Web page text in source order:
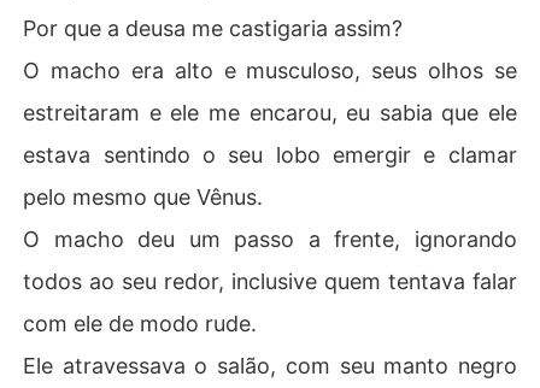
Por que a deusa me castigaria assim?
O macho era alto e musculoso, seus olhos se
estreitaram e ele me encarou, eu sabia que ele
estava sentindo o seu lobo emergir e clamar
pelo mesmo que Vênus.
O macho deu um passo a frente, ignorando
todos ao seu redor, inclusive quem tentava falar
com ele de modo rude.
Ele atravessava o salão, com seu manto negro